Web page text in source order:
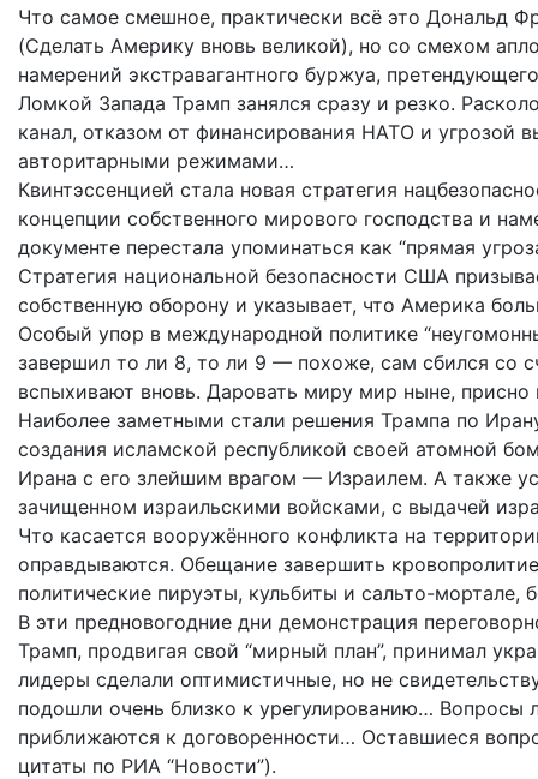
Что самое смешное, практически всё это Дональд
(Сделать Америку вновь великой), но со смехом
намерений экстравагантного буржуа,
Ломкой Запада Трамп занялся сразу и резко.
канал, отказом от финансирования НАТО и угрозой
авторитарными режимами…
Квинтэссенцией стала новая стратегия
концепции собственного мирового господства и
документе перестала упоминаться как “прямая
Стратегия национальной безопасности США
собственную оборону и указывает, что Америка
Особый упор в международной политике
завершил то ли 8, то ли 9 — похоже, сам сбился со
вспыхивают вновь. Даровать миру мир ныне,
Наиболее заметными стали решения Трампа по
создания исламской республикой своей атомной
Ирана с его злейшим врагом — Израилем. А также
зачищенном израильскими войсками, с выдачей
Что касается вооружённого конфликта на
оправдываются. Обещание завершить
политические пируэты, кульбиты и сальто-
В эти предновогодние дни демонстрация
Трамп, продвигая свой “мирный план”, принимал
лидеры сделали оптимистичные, но не
подошли очень близко к урегулированию… Вопросы
приближаются к договоренности… Оставшиеся
цитаты по РИА “Новости”).